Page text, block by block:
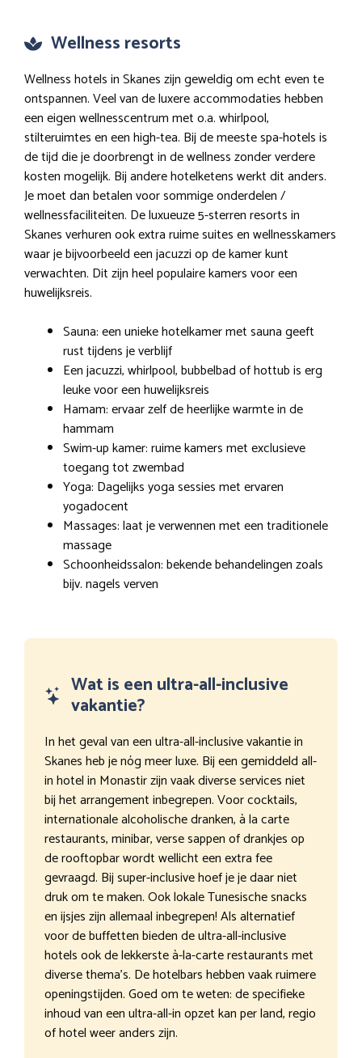
Wellness resorts
Wellness hotels in Skanes zijn geweldig om echt even te
ontspannen. Veel van de luxere accommodaties hebben
een eigen wellnesscentrum met o.a. whirlpool,
stilteruimtes en een high-tea. Bij de meeste spa-hotels is
de tijd die je doorbrengt in de wellness zonder verdere
kosten mogelijk. Bij andere hotelketens werkt dit anders.
Je moet dan betalen voor sommige onderdelen /
wellnessfaciliteiten. De luxueuze 5-sterren resorts in
Skanes verhuren ook extra ruime suites en wellnesskamers
waar je bijvoorbeeld een jacuzzi op de kamer kunt
verwachten. Dit zijn heel populaire kamers voor een
huwelijksreis.
Sauna: een unieke hotelkamer met sauna geeft
rust tijdens je verblijf
Een jacuzzi, whirlpool, bubbelbad of hottub is erg
leuke voor een huwelijksreis
Hamam: ervaar zelf de heerlijke warmte in de
hammam
Swim-up kamer: ruime kamers met exclusieve
toegang tot zwembad
Yoga: Dagelijks yoga sessies met ervaren
yogadocent
Massages: laat je verwennen met een traditionele
massage
Schoonheidssalon: bekende behandelingen zoals
bijv. nagels verven
Wat is een ultra-all-inclusive
vakantie?
In het geval van een ultra-all-inclusive vakantie in
Skanes heb je nóg meer luxe. Bij een gemiddeld all-
in hotel in Monastir zijn vaak diverse services niet
bij het arrangement inbegrepen. Voor cocktails,
internationale alcoholische dranken, à la carte
restaurants, minibar, verse sappen of drankjes op
de rooftopbar wordt wellicht een extra fee
gevraagd. Bij super-inclusive hoef je je daar niet
druk om te maken. Ook lokale Tunesische snacks
en ijsjes zijn allemaal inbegrepen! Als alternatief
voor de buffetten bieden de ultra-all-inclusive
hotels ook de lekkerste à-la-carte restaurants met
diverse thema’s. De hotelbars hebben vaak ruimere
openingstijden. Goed om te weten: de specifieke
inhoud van een ultra-all-in opzet kan per land, regio
of hotel weer anders zijn.